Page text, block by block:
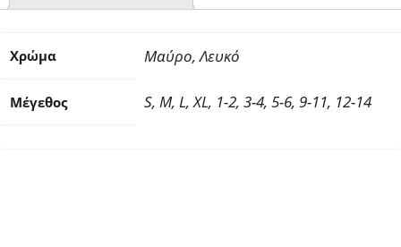
Χρώμα Μαύρο, Λευκό
Μέγεθος S, M, L, XL, 1-2, 3-4, 5-6, 9-11, 12-14